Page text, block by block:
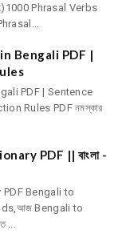
Phrasal Verbs
Bengali PDF |
PDF | Sentence
Rules PDF নমস্কার
PDF || বাংলা -
Bengali to
Bengali to
...